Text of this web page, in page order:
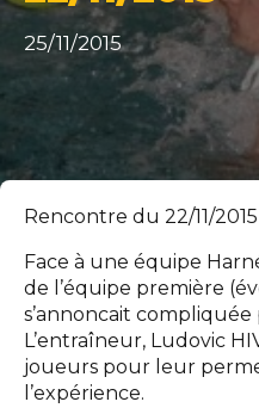
25/11/2015
Rencontre du 22/11/
Face à une équipe
de l’équipe première
s’annoncait
L’entraîneur, Ludovic
joueurs pour leur
l’expérience.